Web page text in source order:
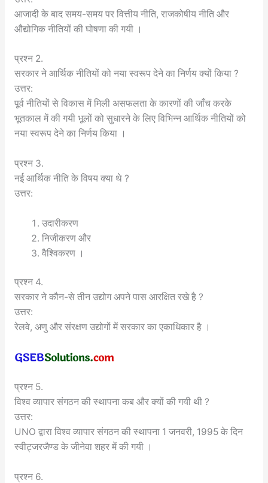
आजादी के बाद समय-समय पर वित्तीय नीति, राजकोषीय नीति और
औद्योगिक नीतियों की घोषणा की गयी ।
प्रश्न 2.
सरकार ने आर्थिक नीतियों को नया स्वरूप देने का निर्णय क्यों किया ?
उत्तर:
पूर्व नीतियों से विकास में मिली असफलता के कारणों की जाँच करके
भूतकाल में की गयी भूलों को सुधारने के लिए विभिन्न आर्थिक नीतियों को
नया स्वरूप देने का निर्णय किया ।
प्रश्न 3.
नई आर्थिक नीति के विषय क्या थे ?
उत्तर:
उदारीकरण
निजीकरण और
वैश्विकरण ।
प्रश्न 4.
सरकार ने कौन-से तीन उद्योग अपने पास आरक्षित रखे है ?
उत्तर:
रेलवे, अणु और संरक्षण उद्योगों में सरकार का एकाधिकार है ।
प्रश्न 5.
विश्व व्यापार संगठन की स्थापना कब और क्यों की गयी थी ?
उत्तर:
UNO द्वारा विश्व व्यापार संगठन की स्थापना 1 जनवरी, 1995 के दिन
स्वीट्जरजैण्ड के जीनेवा शहर में की गयी ।
प्रश्न 6.